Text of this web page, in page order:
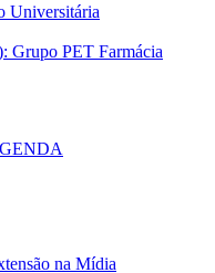
Universitária
Grupo PET Farmácia